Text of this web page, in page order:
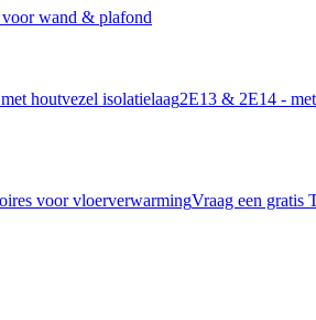
voor wand & plafond
houtvezel isolatielaag2E13 & 2E14 -
voor vloerverwarmingVraag een gratis